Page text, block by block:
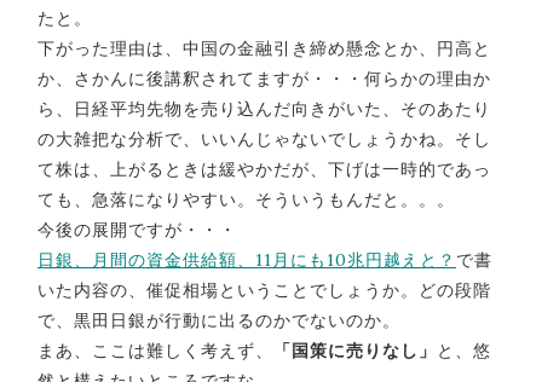
たと。
下がった理由は、中国の金融引き締め懸念とか、円高と
か、さかんに後講釈されてますが・・・何らかの理由か
ら、日経平均先物を売り込んだ向きがいた、そのあたり
の大雑把な分析で、いいんじゃないでしょうかね。そし
て株は、上がるときは緩やかだが、下げは一時的であっ
ても、急落になりやすい。そういうもんだと。。。
今後の展開ですが・・・
日銀、月間の資金供給額、11月にも10兆円越えと？ で書
いた内容の、催促相場ということでしょうか。どの段階
で、黒田日銀が行動に出るのかでないのか。
まあ、ここは難しく考えず、
「国策に売りなし」 と、悠